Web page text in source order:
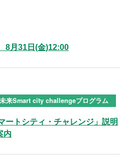
8月31日(金)12:00
未来Smart city challengeプログラム
ートシティ・チャレンジ」説明
内